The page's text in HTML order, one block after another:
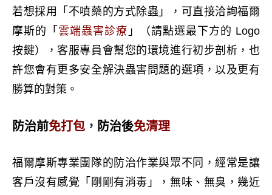
若想採用 「不噴藥的方式除蟲」
，可直接洽詢福爾
摩斯的「 雲端蟲害診療 」（請點選最下方的 Logo
按鍵），客服專員會幫您的環境進行初步剖析，也
許您會有更多安全解決蟲害問題的選項，以及更有
勝算的對策。
防治前免打包 ， 防治後免清理
福爾摩斯專業團隊的防治作業與眾不同，經常是讓
客戶沒有感覺「剛剛有消毒」，無味、無臭，幾近